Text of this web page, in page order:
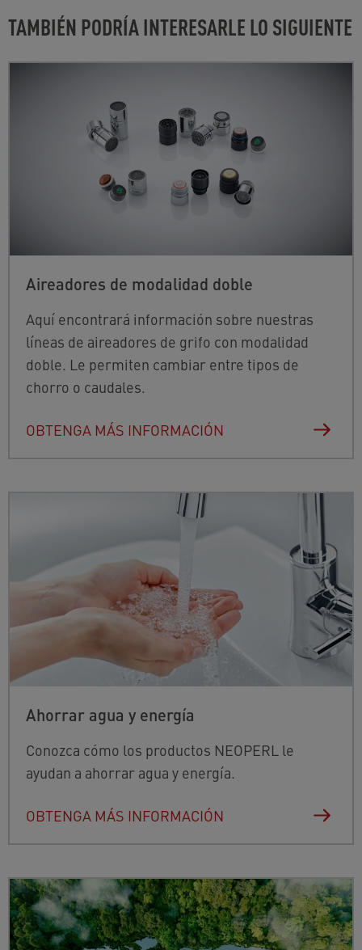
TAMBIÉN PODRÍA INTERESARLE LO SIGUIENTE
Aireadores de modalidad doble
Aquí encontrará información sobre nuestras
líneas de aireadores de grifo con modalidad
doble. Le permiten cambiar entre tipos de
chorro o caudales.
OBTENGA MÁS INFORMACIÓN
Ahorrar agua y energía
Conozca cómo los productos NEOPERL le
ayudan a ahorrar agua y energía.
OBTENGA MÁS INFORMACIÓN